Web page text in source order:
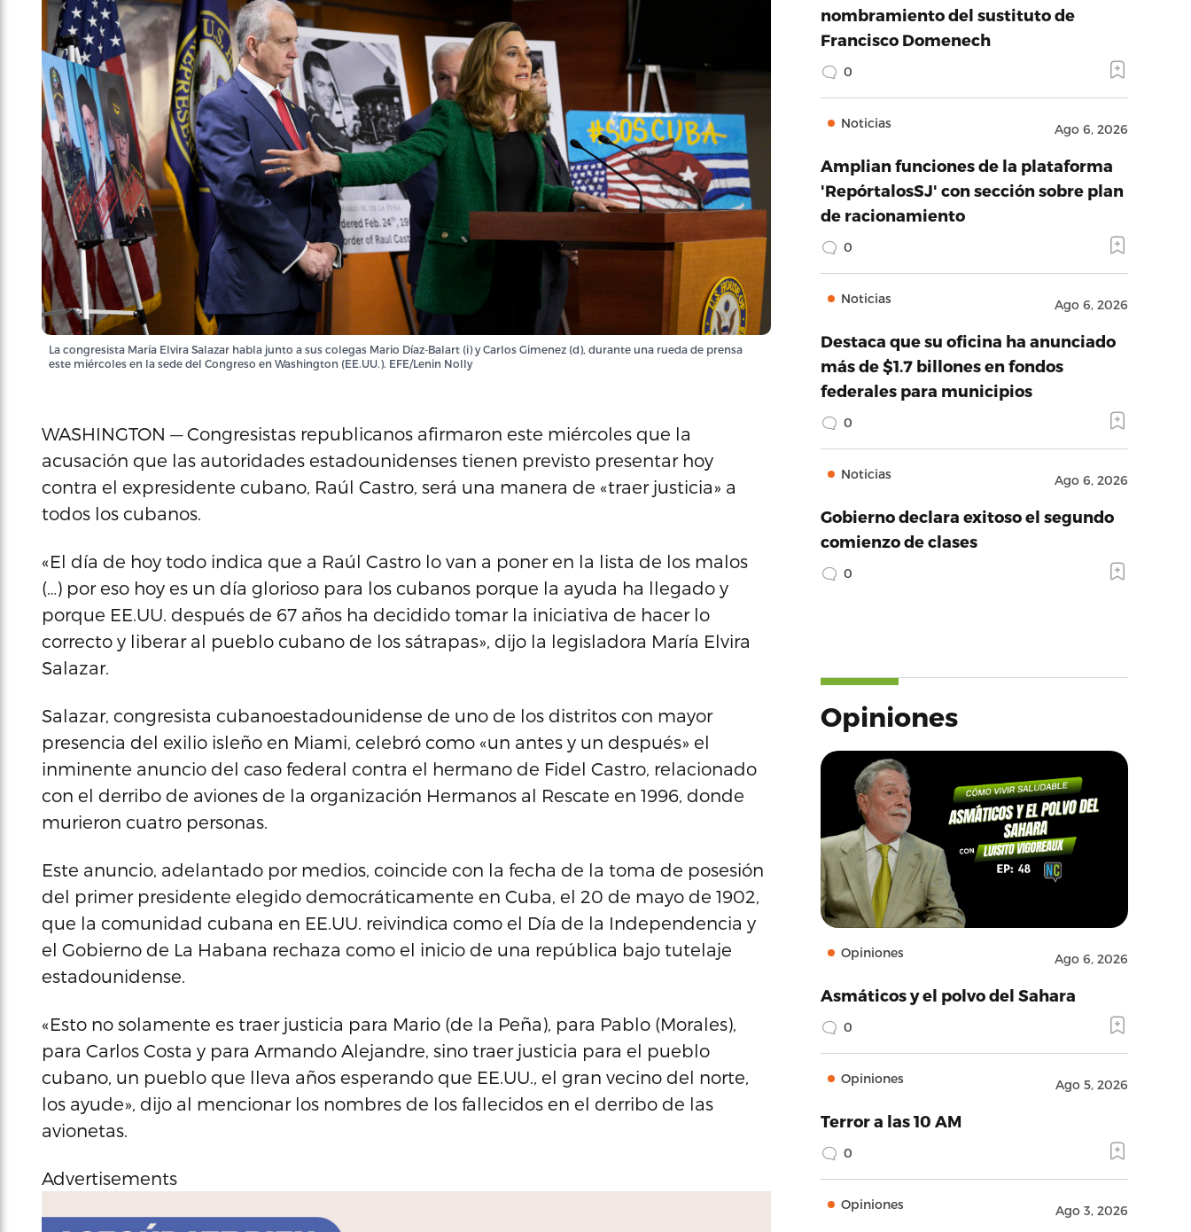
La congresista María Elvira Salazar habla junto a sus colegas Mario Díaz-Balart (i) y Carlos Gimenez (d), durante una rueda de prensa
este miércoles en la sede del Congreso en Washington (EE.UU.). EFE/Lenin Nolly
WASHINGTON — Congresistas republicanos afirmaron este miércoles que la
acusación que las autoridades estadounidenses tienen previsto presentar hoy
contra el expresidente cubano, Raúl Castro, será una manera de «traer justicia» a
todos los cubanos.
«El día de hoy todo indica que a Raúl Castro lo van a poner en la lista de los malos
(…) por eso hoy es un día glorioso para los cubanos porque la ayuda ha llegado y
porque EE.UU. después de 67 años ha decidido tomar la iniciativa de hacer lo
correcto y liberar al pueblo cubano de los sátrapas», dijo la legisladora María Elvira
Salazar.
Salazar, congresista cubanoestadounidense de uno de los distritos con mayor
presencia del exilio isleño en Miami, celebró como «un antes y un después» el
inminente anuncio del caso federal contra el hermano de Fidel Castro, relacionado
con el derribo de aviones de la organización Hermanos al Rescate en 1996, donde
murieron cuatro personas.
Este anuncio, adelantado por medios, coincide con la fecha de la toma de posesión
del primer presidente elegido democráticamente en Cuba, el 20 de mayo de 1902,
que la comunidad cubana en EE.UU. reivindica como el Día de la Independencia y
el Gobierno de La Habana rechaza como el inicio de una república bajo tutelaje
estadounidense.
«Esto no solamente es traer justicia para Mario (de la Peña), para Pablo (Morales),
para Carlos Costa y para Armando Alejandre, sino traer justicia para el pueblo
cubano, un pueblo que lleva años esperando que EE.UU., el gran vecino del norte,
los ayude», dijo al mencionar los nombres de los fallecidos en el derribo de las
avionetas.
Advertisements
nombramiento del sustituto de
Francisco Domenech
0
Noticias Ago 6, 2026
Amplian funciones de la plataforma
'RepórtalosSJ' con sección sobre plan
de racionamiento
0
Noticias Ago 6, 2026
Destaca que su oficina ha anunciado
más de $1.7 billones en fondos
federales para municipios
0
Noticias Ago 6, 2026
Gobierno declara exitoso el segundo
comienzo de clases
0
Opiniones
Opiniones Ago 6, 2026
Asmáticos y el polvo del Sahara
0
Opiniones Ago 5, 2026
Terror a las 10 AM
0
Opiniones Ago 3, 2026